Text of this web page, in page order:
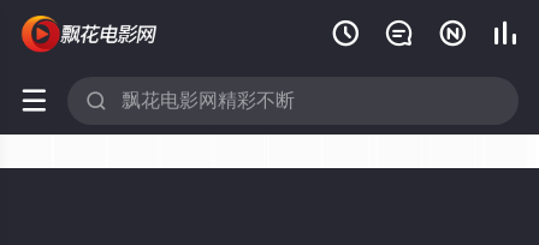
   
 